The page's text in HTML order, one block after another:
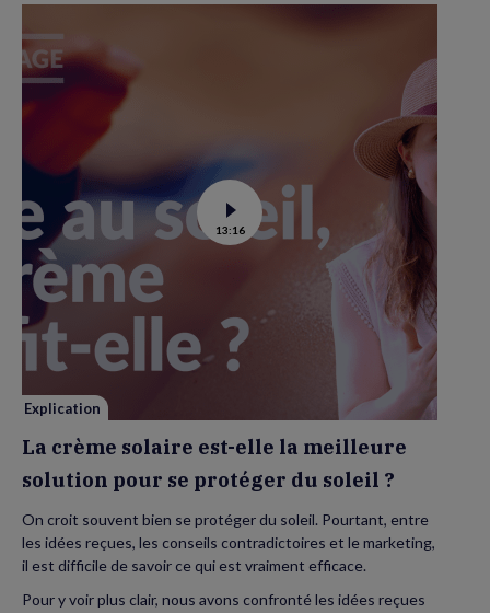
Voir
la
vidéo
est-
elle
la
meilleure
solution
protéger
soleil
13:16
Explication
La crème solaire est-elle la meilleure
solution pour se protéger du soleil ?
On croit souvent bien se protéger du soleil. Pourtant, entre
les idées reçues, les conseils contradictoires et le marketing,
il est difficile de savoir ce qui est vraiment efficace.
Pour y voir plus clair, nous avons confronté les idées reçues